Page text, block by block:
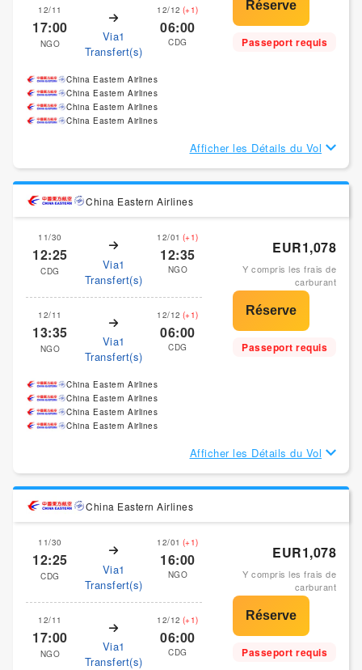
12/11
17:00
NGO
Via1
Transfert(s)
12/12 (+1)
06:00
CDG Passeport requis
China Eastern Airlines
China Eastern Airlines
China Eastern Airlines
China Eastern Airlines
Afficher les Détails du Vol
China Eastern Airlines
11/30
12:25
CDG
Via1
Transfert(s)
12/01 (+1)
12:35
NGO
12/11
13:35
NGO
Via1
Transfert(s)
12/12 (+1)
06:00
CDG
EUR1,078
Y compris les frais de
carburant
Passeport requis
China Eastern Airlines
China Eastern Airlines
China Eastern Airlines
China Eastern Airlines
Afficher les Détails du Vol
China Eastern Airlines
11/30
12:25
CDG
Via1
Transfert(s)
12/01 (+1)
16:00
NGO
12/11
17:00
NGO
Via1
Transfert(s)
12/12 (+1)
06:00
CDG
EUR1,078
Y compris les frais de
carburant
Passeport requis